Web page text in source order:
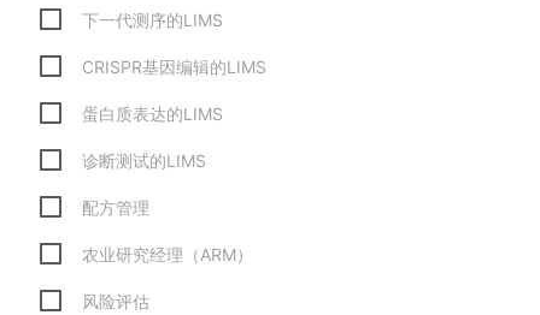
下一代测序的LIMS
CRISPR基因编辑的LIMS
蛋白质表达的LIMS
诊断测试的LIMS
配方管理
农业研究经理（ARM）
风险评估